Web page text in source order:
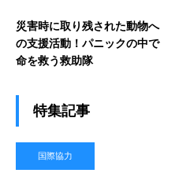
災害時に取り残された動物へ
の支援活動！パニックの中で
命を救う救助隊
特集記事
国際協力